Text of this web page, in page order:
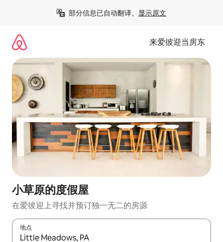
部分信息已自动翻译。 显示原文
来爱彼迎当房东
小草原的度假屋
在爱彼迎上寻找并预订独一无二的房源
地点
如有搜索结果，请使用上下方向键查看，或通过点击或滑动手势